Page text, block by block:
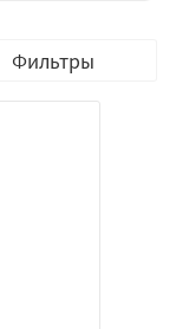
Фильтры